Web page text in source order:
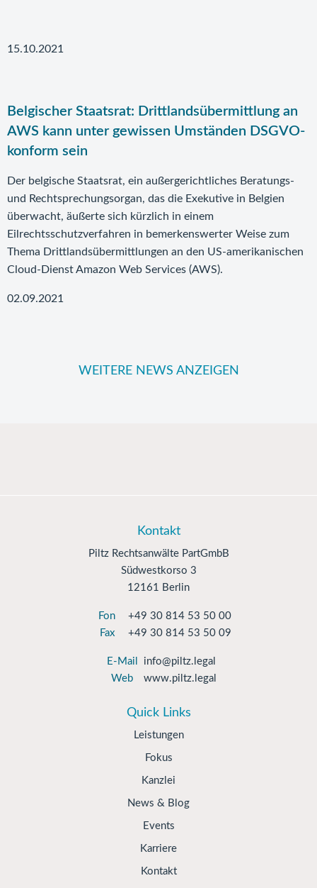
15.10.2021
Belgischer Staatsrat: Drittlandsübermittlung an
AWS kann unter gewissen Umständen DSGVO-
konform sein
Der belgische Staatsrat, ein außergerichtliches Beratungs-
und Rechtsprechungsorgan, das die Exekutive in Belgien
überwacht, äußerte sich kürzlich in einem
Eilrechtsschutzverfahren in bemerkenswerter Weise zum
Thema Drittlandsübermittlungen an den US-amerikanischen
Cloud-Dienst Amazon Web Services (AWS).
02.09.2021
WEITERE NEWS ANZEIGEN
Kontakt
Piltz Rechtsanwälte PartGmbB
Südwestkorso 3
12161 Berlin
Fon
+49 30 814 53 50 00
Fax
+49 30 814 53 50 09
E-Mail
info@piltz.legal
Web
www.piltz.legal
Quick Links
Leistungen
Fokus
Kanzlei
News & Blog
Events
Karriere
Kontakt